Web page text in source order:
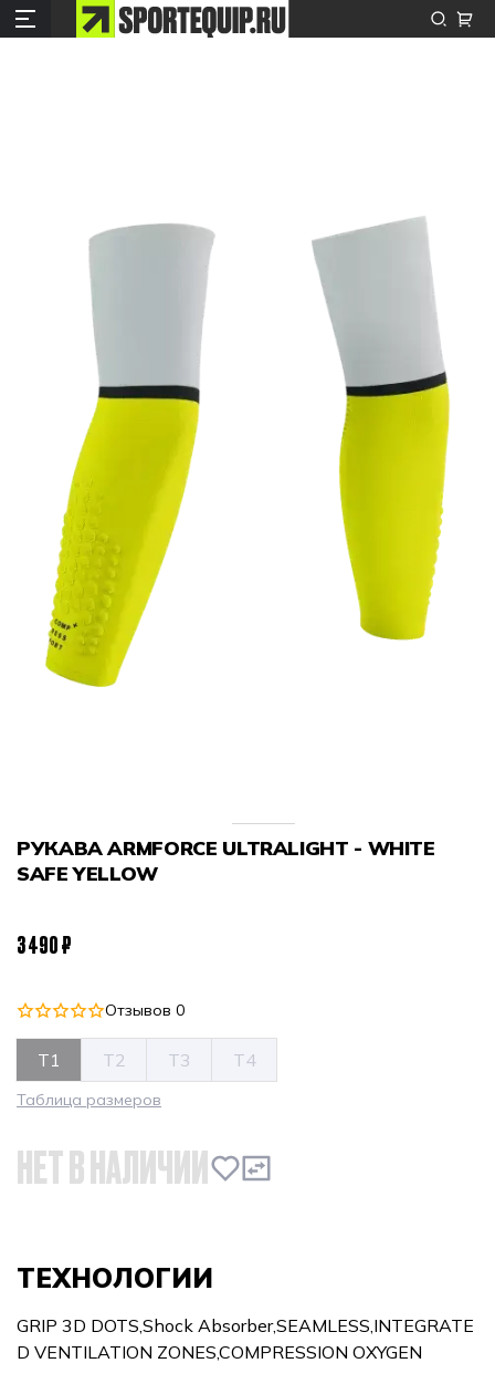
Отзывов 0
РУКАВА ARMFORCE ULTRALIGHT - WHITE
SAFE YELLOW
3 490 ₽
Таблица размеров
НЕТ В НАЛИЧИИ
T1 T2 T3 T4
ТЕХНОЛОГИИ
GRIP 3D DOTS,Shock Absorber,SEAMLESS,INTEGRATE
D VENTILATION ZONES,COMPRESSION OXYGEN